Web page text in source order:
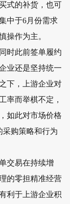
式的补货，也可
中于6月份需求
操作为主。
时此前签单履约
业还是坚持统一
下，上游企业对
率而举棋不定，
如此对市场价格
采购策略和行为
交易在持续增
的零担精准经营
利于上游企业积